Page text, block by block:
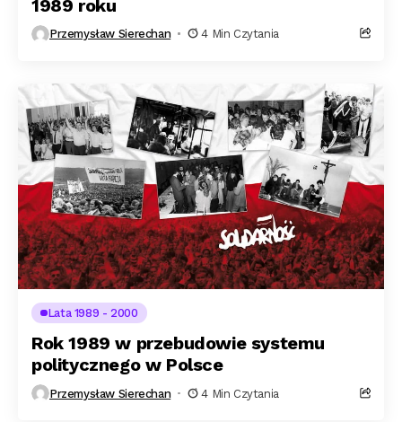
1989 roku
Przemysław Sierechan 4 Min Czytania
Lata 1989 - 2000
Rok 1989 w przebudowie systemu
politycznego w Polsce
Przemysław Sierechan 4 Min Czytania